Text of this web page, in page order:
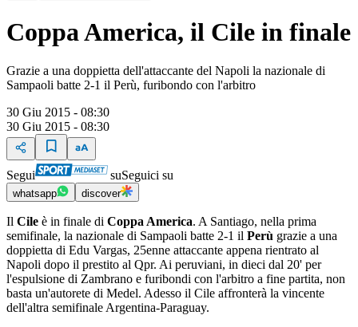
Coppa America, il Cile in finale
Grazie a una doppietta dell'attaccante del Napoli la nazionale di
Sampaoli batte 2-1 il Perù, furibondo con l'arbitro
30 Giu 2015 - 08:30
30 Giu 2015 - 08:30
Segui suSeguici su
whatsapp discover
Il Cile è in finale di Coppa America. A Santiago, nella prima
semifinale, la nazionale di Sampaoli batte 2-1 il Perù grazie a una
doppietta di Edu Vargas, 25enne attaccante appena rientrato al
Napoli dopo il prestito al Qpr. Ai peruviani, in dieci dal 20' per
l'espulsione di Zambrano e furibondi con l'arbitro a fine partita, non
basta un'autorete di Medel. Adesso il Cile affronterà la vincente
dell'altra semifinale Argentina-Paraguay.